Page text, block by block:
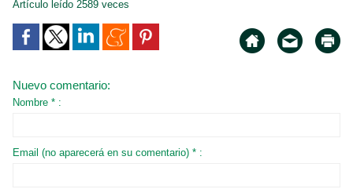
Artículo leído 2589 veces
Nuevo comentario:
Nombre * :
Email (no aparecerá en su comentario) * :